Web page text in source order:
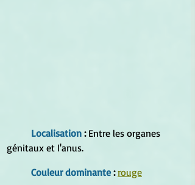
Localisation : Entre les organes
génitaux et l'anus.
Couleur dominante : rouge